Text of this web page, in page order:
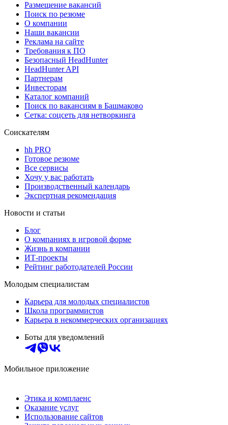
Размещение вакансий
Поиск по резюме
О компании
Наши вакансии
Реклама на сайте
Требования к ПО
Безопасный HeadHunter
HeadHunter API
Партнерам
Инвесторам
Каталог компаний
Поиск по вакансиям в Башмаково
Сетка: соцсеть для нетворкинга
Соискателям
hh PRO
Готовое резюме
Все сервисы
Хочу у вас работать
Производственный календарь
Экспертная рекомендация
Новости и статьи
Блог
О компаниях в игровой форме
Жизнь в компании
ИТ-проекты
Рейтинг работодателей России
Молодым специалистам
Карьера для молодых специалистов
Школа программистов
Карьера в некоммерческих организациях
Боты для уведомлений
Мобильное приложение
Этика и комплаенс
Оказание услуг
Использование сайтов